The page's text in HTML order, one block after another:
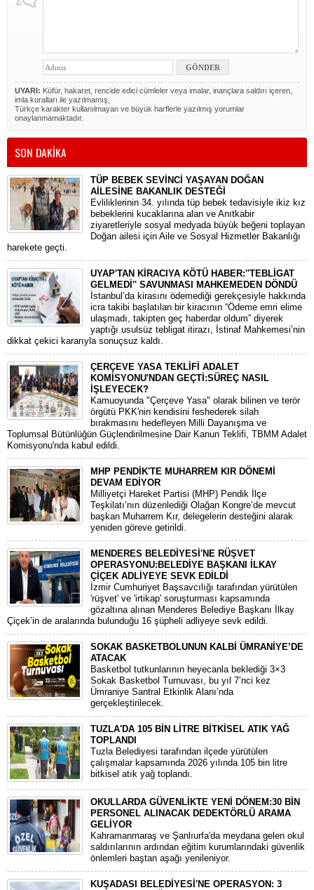
UYARI: Küfür, hakaret, rencide edici cümleler veya imalar, inançlara saldırı içeren,
imla kuralları ile yazılmamış,
Türkçe karakter kullanılmayan ve büyük harflerle yazılmış yorumlar
onaylanmamaktadır.
SON DAKİKA
TÜP BEBEK SEVİNCİ YAŞAYAN DOĞAN
AİLESİNE BAKANLIK DESTEĞİ
​Evliliklerinin 34. yılında tüp bebek tedavisiyle ikiz kız
bebeklerini kucaklarına alan ve Anıtkabir
ziyaretleriyle sosyal medyada büyük beğeni toplayan
Doğan ailesi için Aile ve Sosyal Hizmetler Bakanlığı
harekete geçti.
UYAP'TAN KİRACIYA KÖTÜ HABER:''TEBLİGAT
GELMEDİ'' SAVUNMASI MAHKEMEDEN DÖNDÜ
​İstanbul’da kirasını ödemediği gerekçesiyle hakkında
icra takibi başlatılan bir kiracının “Ödeme emri elime
ulaşmadı, takipten geç haberdar oldum” diyerek
yaptığı usulsüz tebligat itirazı, İstinaf Mahkemesi’nin
dikkat çekici kararıyla sonuçsuz kaldı.
ÇERÇEVE YASA TEKLİFİ ADALET
KOMİSYONU'NDAN GEÇTİ:SÜREÇ NASIL
İŞLEYECEK?
​Kamuoyunda "Çerçeve Yasa" olarak bilinen ve terör
örgütü PKK'nin kendisini feshederek silah
bırakmasını hedefleyen Milli Dayanışma ve
Toplumsal Bütünlüğün Güçlendirilmesine Dair Kanun Teklifi, TBMM Adalet
Komisyonu'nda kabul edildi.
MHP PENDİK'TE MUHARREM KIR DÖNEMİ
DEVAM EDİYOR
​Milliyetçi Hareket Partisi (MHP) Pendik İlçe
Teşkilatı’nın düzenlediği Olağan Kongre’de mevcut
başkan Muharrem Kır, delegelerin desteğini alarak
yeniden göreve getirildi.
MENDERES BELEDİYESİ'NE RÜŞVET
OPERASYONU:BELEDİYE BAŞKANI İLKAY
ÇİÇEK ADLİYEYE SEVK EDİLDİ
​İzmir Cumhuriyet Başsavcılığı tarafından yürütülen
'rüşvet' ve 'irtikap' soruşturması kapsamında
gözaltına alınan Menderes Belediye Başkanı İlkay
Çiçek’in de aralarında bulunduğu 16 şüpheli adliyeye sevk edildi.
SOKAK BASKETBOLUNUN KALBİ ÜMRANİYE’DE
ATACAK
Basketbol tutkunlarının heyecanla beklediği 3×3
Sokak Basketbol Turnuvası, bu yıl 7’nci kez
Ümraniye Santral Etkinlik Alanı’nda
gerçekleştirilecek.
TUZLA'DA 105 BİN LİTRE BİTKİSEL ATIK YAĞ
TOPLANDI
Tuzla Belediyesi tarafından ilçede yürütülen
çalışmalar kapsamında 2026 yılında 105 bin litre
bitkisel atık yağ toplandı.
OKULLARDA GÜVENLİKTE YENİ DÖNEM:30 BİN
PERSONEL ALINACAK DEDEKTÖRLÜ ARAMA
GELİYOR
​Kahramanmaraş ve Şanlıurfa'da meydana gelen okul
saldırılarının ardından eğitim kurumlarındaki güvenlik
önlemleri baştan aşağı yenileniyor.
KUŞADASI BELEDİYESİ'NE OPERASYON: 3